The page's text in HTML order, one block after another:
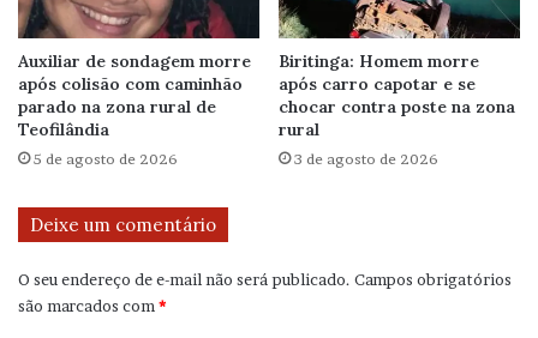
Auxiliar de sondagem morre
após colisão com caminhão
parado na zona rural de
Teofilândia
5 de agosto de 2026
Biritinga: Homem morre
após carro capotar e se
chocar contra poste na zona
rural
3 de agosto de 2026
Deixe um comentário
O seu endereço de e-mail não será publicado. Campos obrigatórios
são marcados com*